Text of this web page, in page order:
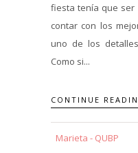
fiesta tenía que ser
contar con los
uno de los
Como si...
CONTINUE
Marieta - QUBP